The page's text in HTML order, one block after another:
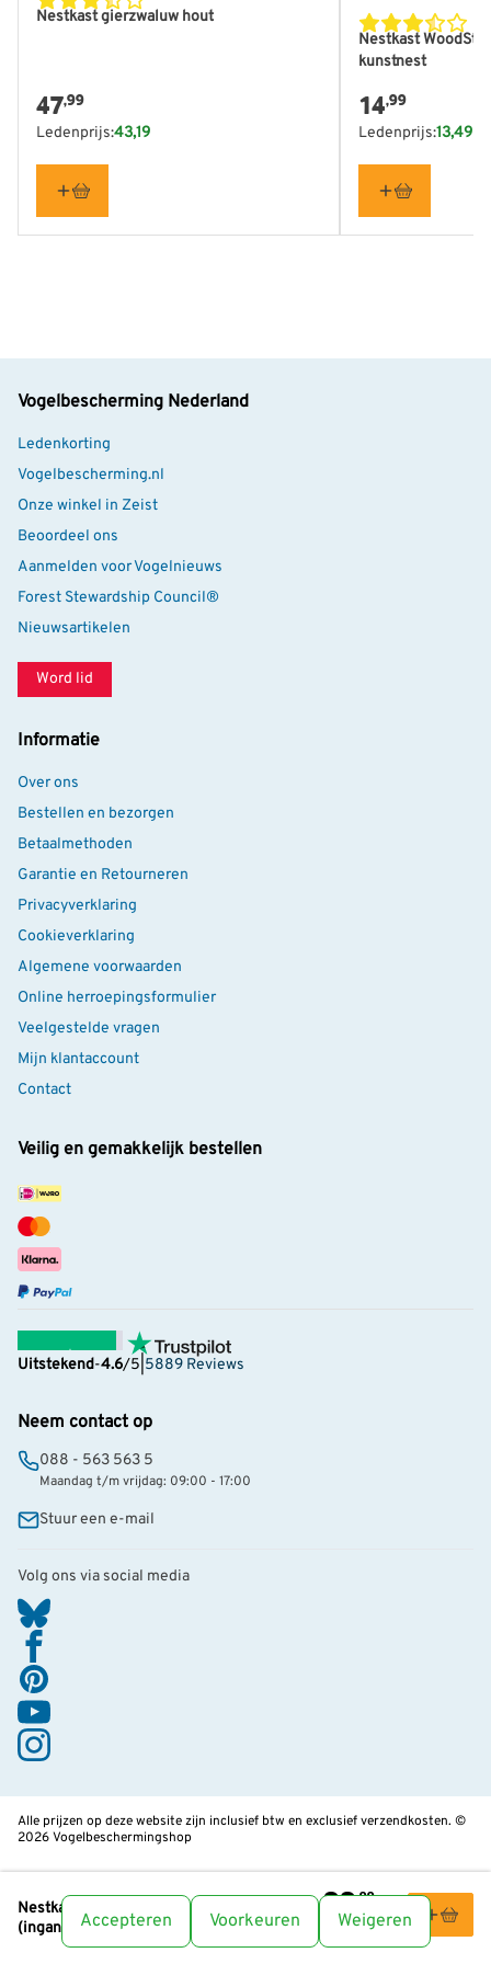
Accepteren Voorkeuren Weigeren
Nestkast WoodStone® Huiszwaluw – enkel
(ingang rechts)
22,99
Leden:20,69
waardevolle aanvulling zijn. Dit model heeft de ingang
nestgewoonten van huiszwaluwen.
Nestkast gierzwaluw hout
47,99
Ledenprijs:43,19
Nestkast
kunstnest
14,99
Ledenprijs:13,49
Vogelbescherming Nederland
Ledenkorting
Vogelbescherming.nl
Onze winkel in Zeist
Beoordeel ons
Aanmelden voor Vogelnieuws
Forest Stewardship Council®
Nieuwsartikelen
Word lid
Informatie
Over ons
Bestellen en bezorgen
Betaalmethoden
Garantie en Retourneren
Privacyverklaring
Cookieverklaring
Algemene voorwaarden
Online herroepingsformulier
Veelgestelde vragen
Mijn klantaccount
Contact
Veilig en gemakkelijk bestellen
Uitstekend-4.6/5 5889 Reviews
Neem contact op
088 - 563 563 5
Maandag t/m vrijdag: 09:00 - 17:00
Stuur een e-mail
Volg ons via social media
Alle prijzen op deze website zijn inclusief btw en exclusief verzendkosten. ©
2026 Vogelbeschermingshop